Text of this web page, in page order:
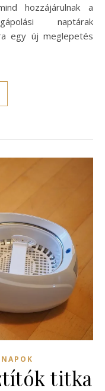
hozzájárulnak a
naptárak
egy új meglepetés
titka